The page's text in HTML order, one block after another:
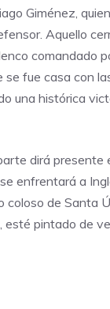
Giménez,
Aquello
comandado
se fue casa con
una histórica
dirá presente
enfrentará a
coloso de Santa
esté pintado de